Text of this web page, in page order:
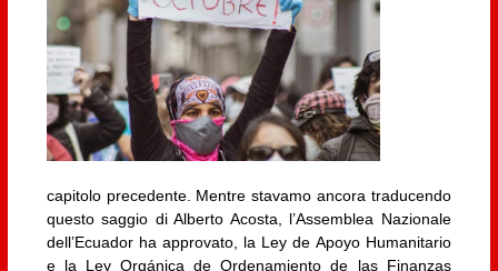
capitolo precedente. Mentre stavamo ancora traducendo
questo saggio di Alberto Acosta, l’Assemblea Nazionale
dell’Ecuador ha approvato, la Ley de Apoyo Humanitario
e la Ley Orgánica de Ordenamiento de las Finanzas